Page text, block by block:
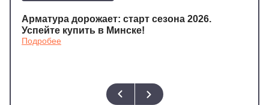
Арматура дорожает: старт сезона 2026.
Успейте купить в Минске!
Подробее